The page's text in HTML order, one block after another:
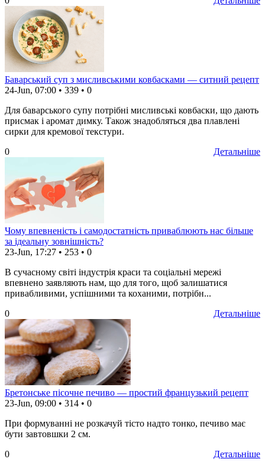
Баварський суп з мисливськими ковбасками — ситний рецепт
24-Jun, 07:00 • 339 • 0
Для баварського супу потрібні мисливські ковбаски, що дають
присмак і аромат димку. Також знадобляться два плавлені
сирки для кремової текстури.
Детальніше
0
Чому впевненість і самодостатність приваблюють нас більше
за ідеальну зовнішність?
23-Jun, 17:27 • 253 • 0
В сучасному світі індустрія краси та соціальні мережі
впевнено заявляють нам, що для того, щоб залишатися
привабливими, успішними та коханими, потрібн...
Детальніше
0
Бретонське пісочне печиво — простий французький рецепт
23-Jun, 09:00 • 314 • 0
При формуванні не розкачуй тісто надто тонко, печиво має
бути завтовшки 2 см.
Детальніше
0